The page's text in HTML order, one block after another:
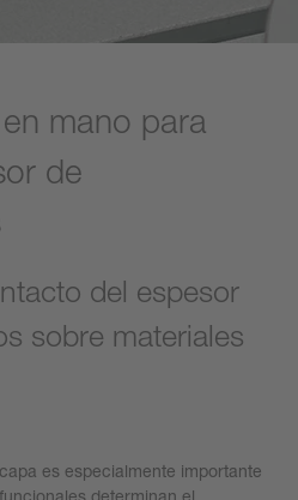
mano para
de
del espesor
sobre materiales
es especialmente importante